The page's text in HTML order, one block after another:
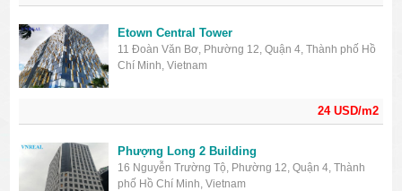
24 USD/m2
Etown Central Tower
11 Đoàn Văn Bơ, Phường 12, Quận 4, Thành phố Hồ
Chí Minh, Vietnam
Phượng Long 2 Building
16 Nguyễn Trường Tộ, Phường 12, Quận 4, Thành
phố Hồ Chí Minh, Vietnam